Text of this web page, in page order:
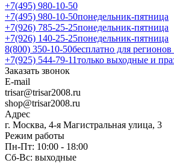
+7(495) 980-10-50
+7(495) 980-10-50понедельник-пятница
+7(926) 785-25-25понедельник-пятница
+7(926) 140-25-25понедельник-пятница
8(800) 350-10-50бесплатно для
+7(925) 544-79-11только выходные и
Заказать звонок
E-mail
trisar@trisar2008.ru
shop@trisar2008.ru
Адрес
г. Москва, 4-я Магистральная улица, 3
Режим работы
Пн-Пт: 10:00 - 18:00
Сб-Вс: выходные